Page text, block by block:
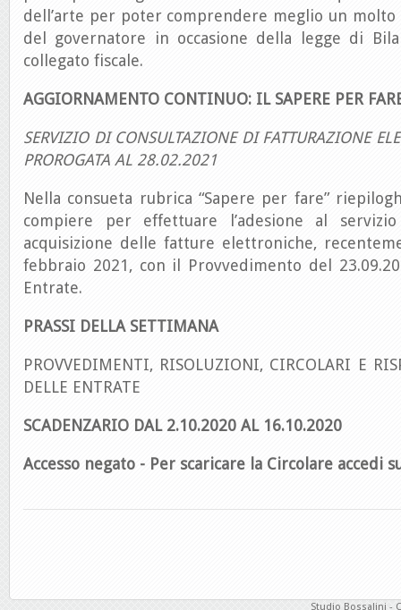
dell’arte per poter comprendere meglio un
del governatore in occasione della legge di
collegato fiscale.
AGGIORNAMENTO CONTINUO: IL SAPERE PER
SERVIZIO DI CONSULTAZIONE DI FATTURAZIONE
PROROGATA AL 28.02.2021
Nella consueta rubrica “Sapere per fare”
compiere per effettuare l’adesione al
acquisizione delle fatture elettroniche,
febbraio 2021, con il Provvedimento del
Entrate.
PRASSI DELLA SETTIMANA
PROVVEDIMENTI, RISOLUZIONI, CIRCOLARI E
DELLE ENTRATE
SCADENZARIO DAL 2.10.2020 AL 16.10.2020
Accesso negato - Per scaricare la Circolare accedi
Studio Bossalini -